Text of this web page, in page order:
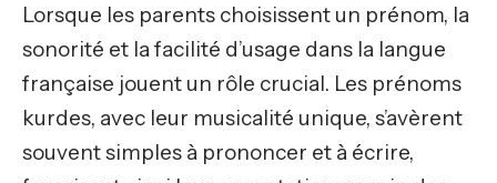
Lorsque les parents choisissent un prénom, la
sonorité et la facilité d’usage dans la langue
française jouent un rôle crucial. Les prénoms
kurdes, avec leur musicalité unique, s’avèrent
souvent simples à prononcer et à écrire,